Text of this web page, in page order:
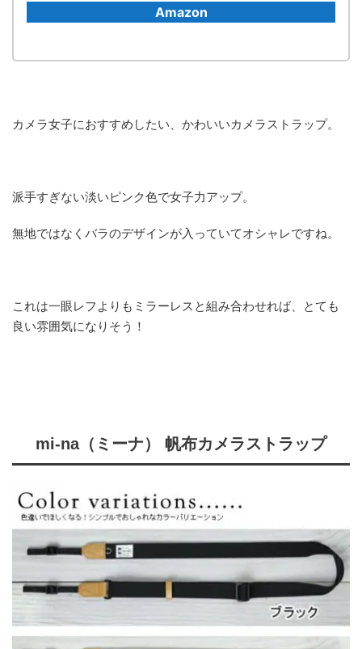
Amazon
カメラ女子におすすめしたい、かわいいカメラストラップ。
派手すぎない淡いピンク色で女子力アップ。
無地ではなくバラのデザインが入っていてオシャレですね。
これは一眼レフよりもミラーレスと組み合わせれば、とても
良い雰囲気になりそう！
mi-na（ミーナ） 帆布カメラストラップ